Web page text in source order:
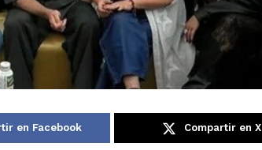
en Facebook Compartir en X